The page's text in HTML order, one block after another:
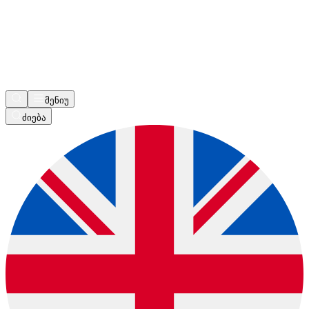
მენიუ
ძიება